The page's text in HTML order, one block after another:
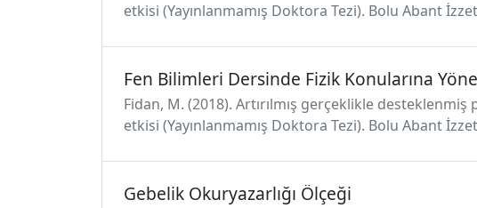
etkisi (Yayınlanmamış Doktora Tezi). Bolu Abant
Fen Bilimleri Dersinde Fizik Konularına
Fidan, M. (2018). Artırılmış gerçeklikle
etkisi (Yayınlanmamış Doktora Tezi). Bolu Abant
Gebelik Okuryazarlığı Ölçeği